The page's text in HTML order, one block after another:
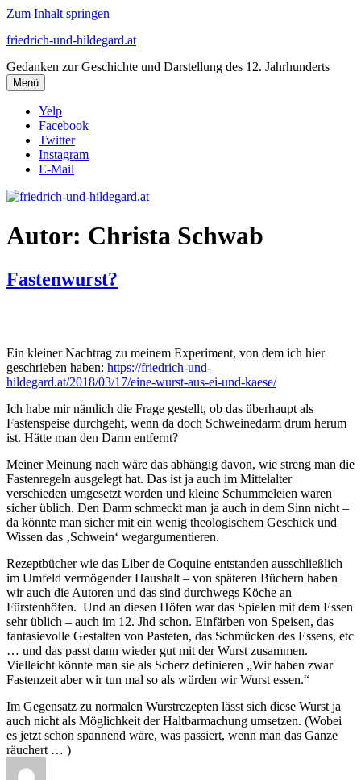
Zum Inhalt springen
friedrich-und-hildegard.at
Gedanken zur Geschichte und Darstellung des 12. Jahrhunderts
Menü
Yelp
Facebook
Twitter
Instagram
E-Mail
Autor: Christa Schwab
Fastenwurst?
Ein kleiner Nachtrag zu meinem Experiment, von dem ich hier
geschrieben haben: https://friedrich-und-
hildegard.at/2018/03/17/eine-wurst-aus-ei-und-kaese/
Ich habe mir nämlich die Frage gestellt, ob das überhaupt als
Fastenspeise durchgeht, wenn da doch Schweinedarm drum herum
ist. Hätte man den Darm entfernt?
Meiner Meinung nach wäre das abhängig davon, wie streng man die
Fastenregeln ausgelegt hat. Das ist ja auch im Mittelalter
verschieden umgesetzt worden und kleine Schummeleien waren
sicher üblich. Den Darm schmeckt man ja auch in dem Sinn nicht –
da könnte man sicher mit ein wenig theologischem Geschick und
Wissen das ‚Schwein‘ wegargumentieren.
Rezeptbücher wie das Liber de Coquine entstanden ausschließlich
im Umfeld vermögender Haushalt – von späteren Büchern haben
wir auch die Autoren und das sind durchwegs Köche an
Fürstenhöfen. Und an diesen Höfen war das Spielen mit dem Essen
sehr üblich – auch im 12. Jhd schon. Einfärben von Speisen, das
fantasievolle Gestalten von Pasteten, das Schmücken des Essens, etc
… und das passt dann wieder gut mit der Wurst zusammen.
Vielleicht könnte man sie als Scherz definieren „Wir haben zwar
Fastenzeit aber wir tun mal so als würden wir Wurst essen.“
Im Gegensatz zu normalen Wurstrezepten lässt sich diese Wurst ja
auch nicht als Möglichkeit der Haltbarmachung umsetzen. (Wobei
es jetzt schon spannend wäre, was passiert, wenn man das Ganze
räuchert … )